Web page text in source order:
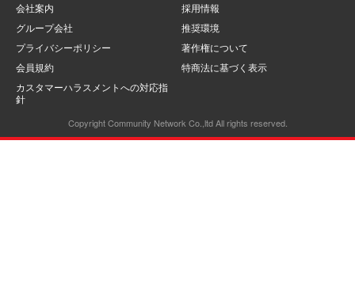
会社案内
採用情報
グループ会社
推奨環境
プライバシーポリシー
著作権について
会員規約
特商法に基づく表示
カスタマーハラスメントへの対応指
針
Copyright Community Network Co.,ltd All rights reserved.